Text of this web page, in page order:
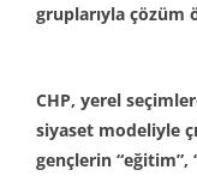
gruplarıyla çözüm
CHP, yerel
siyaset modeliyle
gençlerin “eğitim”,